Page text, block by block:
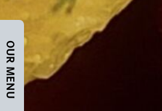
OUR MENU